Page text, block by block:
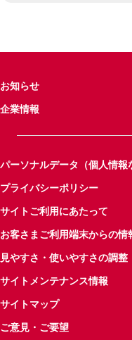
お知らせ
企業情報
パーソナルデータ（個人情報
プライバシーポリシー
サイトご利用にあたって
お客さまご利用端末からの情
見やすさ・使いやすさの調整
サイトメンテナンス情報
サイトマップ
ご意見・ご要望